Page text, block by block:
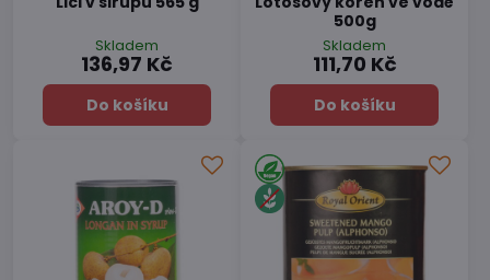
Skladem
136,97 Kč
Do košíku
500g
Skladem
111,70 Kč
Do košíku